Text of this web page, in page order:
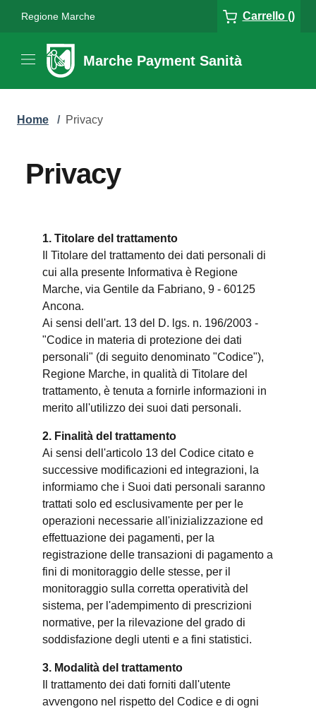
Regione Marche Carrello ()
Marche Payment Sanità
Home / Privacy
Privacy
1. Titolare del trattamento
Il Titolare del trattamento dei dati personali di
cui alla presente Informativa è Regione
Marche, via Gentile da Fabriano, 9 - 60125
Ancona.
Ai sensi dell'art. 13 del D. lgs. n. 196/2003 -
"Codice in materia di protezione dei dati
personali" (di seguito denominato "Codice"),
Regione Marche, in qualità di Titolare del
trattamento, è tenuta a fornirle informazioni in
merito all'utilizzo dei suoi dati personali.
2. Finalità del trattamento
Ai sensi dell'articolo 13 del Codice citato e
successive modificazioni ed integrazioni, la
informiamo che i Suoi dati personali saranno
trattati solo ed esclusivamente per per le
operazioni necessarie all'inizializzazione ed
effettuazione dei pagamenti, per la
registrazione delle transazioni di pagamento a
fini di monitoraggio delle stesse, per il
monitoraggio sulla corretta operatività del
sistema, per l'adempimento di prescrizioni
normative, per la rilevazione del grado di
soddisfazione degli utenti e a fini statistici.
3. Modalità del trattamento
Il trattamento dei dati forniti dall'utente
avvengono nel rispetto del Codice e di ogni